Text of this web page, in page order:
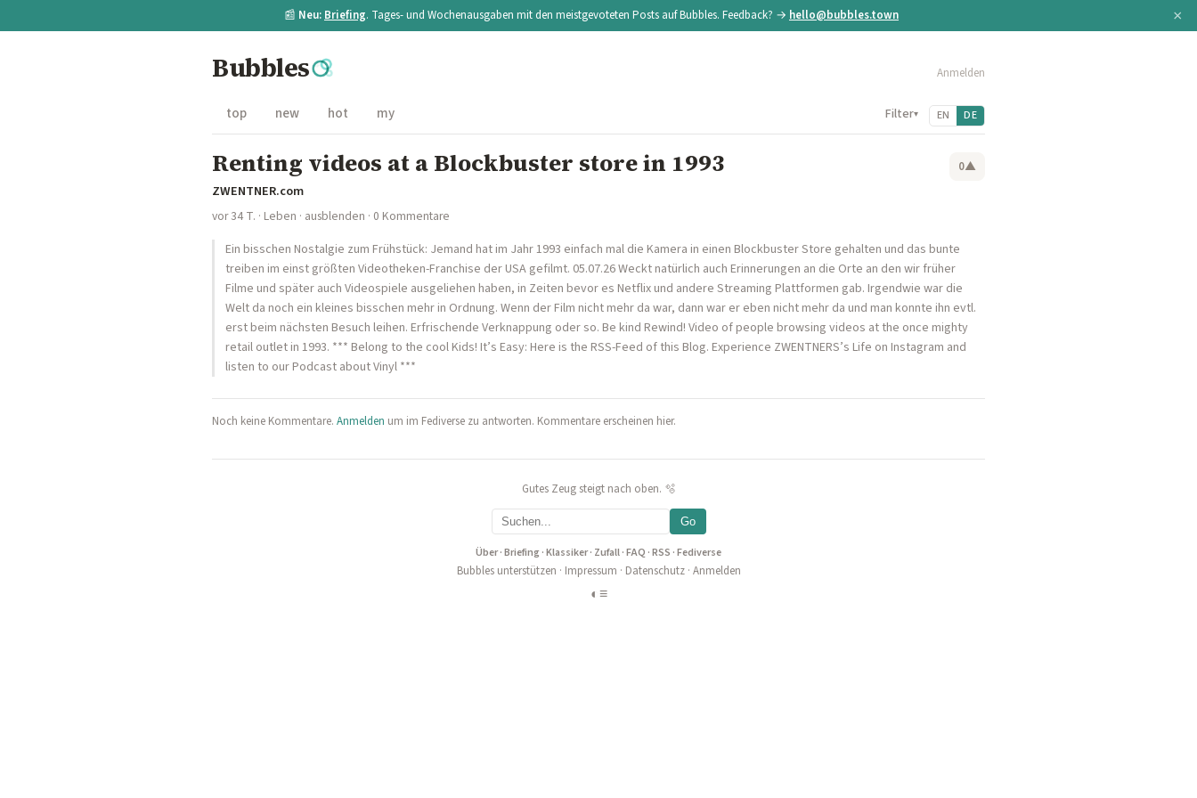
📰 Neu: Briefing. Tages- und Wochenausgaben mit den meistgevoteten Posts auf Bubbles. Feedback? → hello@bubbles.town ×
Bubbles Anmelden
top new hot my Filter▾ EN DE
Renting videos at a Blockbuster store in 1993 0▲
ZWENTNER.com
vor 34 T. · Leben · ausblenden · 0 Kommentare
Ein bisschen Nostalgie zum Frühstück: Jemand hat im Jahr 1993 einfach mal die Kamera in einen Blockbuster Store gehalten und das bunte
treiben im einst größten Videotheken-Franchise der USA gefilmt. 05.07.26 Weckt natürlich auch Erinnerungen an die Orte an den wir früher
Filme und später auch Videospiele ausgeliehen haben, in Zeiten bevor es Netflix und andere Streaming Plattformen gab. Irgendwie war die
Welt da noch ein kleines bisschen mehr in Ordnung. Wenn der Film nicht mehr da war, dann war er eben nicht mehr da und man konnte ihn evtl.
erst beim nächsten Besuch leihen. Erfrischende Verknappung oder so. Be kind Rewind! Video of people browsing videos at the once mighty
retail outlet in 1993. *** Belong to the cool Kids! It’s Easy: Here is the RSS-Feed of this Blog. Experience ZWENTNERS’s Life on Instagram and
listen to our Podcast about Vinyl ***
Noch keine Kommentare. Anmelden um im Fediverse zu antworten. Kommentare erscheinen hier.
Gutes Zeug steigt nach oben. 🫧
Go
Über·Briefing·Klassiker· Zufall·FAQ ·RSS ·Fediverse
Bubbles unterstützen · Impressum · Datenschutz· Anmelden
◐ ≡